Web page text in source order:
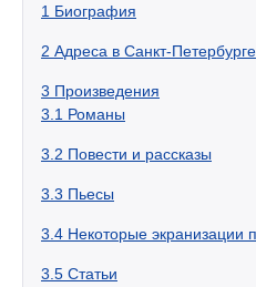
1 Биография
2 Адреса в Санкт-Петербурге
3 Произведения
3.1 Романы
3.2 Повести и рассказы
3.3 Пьесы
3.4 Некоторые экранизации
3.5 Статьи